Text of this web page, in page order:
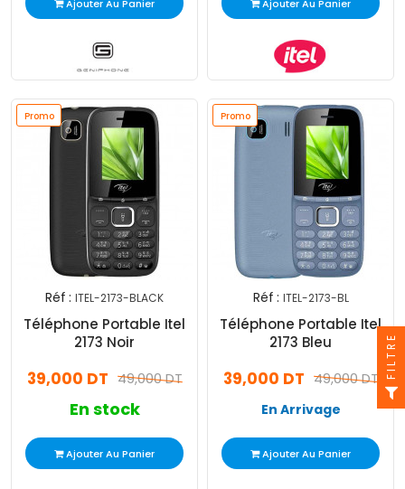
Ajouter Au Panier Ajouter Au Panier
Promo
Réf : ITEL-2173-BLACK
Téléphone Portable Itel
2173 Noir
49,000 DT
39,000 DT
En stock
Ajouter Au Panier
Promo
Réf : ITEL-2173-BL
Téléphone Portable Itel
2173 Bleu
49,000 DT
39,000 DT
En Arrivage
Ajouter Au Panier
FILTRE